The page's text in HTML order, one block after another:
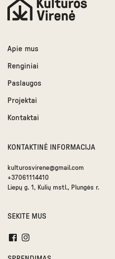
Apie mus
Renginiai
Paslaugos
Projektai
Kontaktai
KONTAKTINĖ INFORMACIJA
kulturosvirene@gmail.com
+37061114410
Liepų g. 1, Kulių mstl., Plungės r.
SEKITE MUS